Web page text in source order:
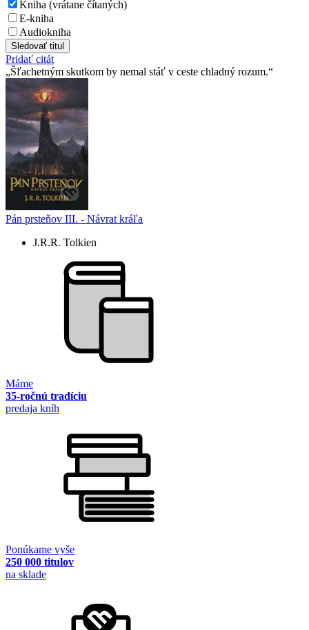
Kniha (vrátane čítaných)
E-kniha
Audiokniha
Sledovať titul
Pridať citát
Šľachetným skutkom by nemal stáť v ceste chladný rozum.
Pán prsteňov III. - Návrat kráľa
J.R.R. Tolkien
Máme
35-ročnú tradíciu
predaja kníh
Ponúkame vyše
250 000 titulov
na sklade